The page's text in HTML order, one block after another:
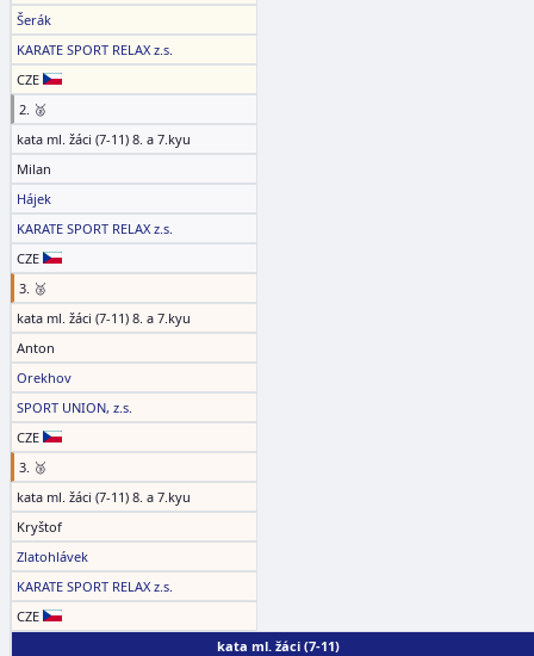
Šerák
KARATE SPORT RELAX z.s.
CZE
2. 🥈
kata ml. žáci (7-11) 8. a 7.kyu
Milan
Hájek
KARATE SPORT RELAX z.s.
CZE
3. 🥉
kata ml. žáci (7-11) 8. a 7.kyu
Anton
Orekhov
SPORT UNION, z.s.
CZE
3. 🥉
kata ml. žáci (7-11) 8. a 7.kyu
Kryštof
Zlatohlávek
KARATE SPORT RELAX z.s.
CZE
kata ml. žáci (7-11)